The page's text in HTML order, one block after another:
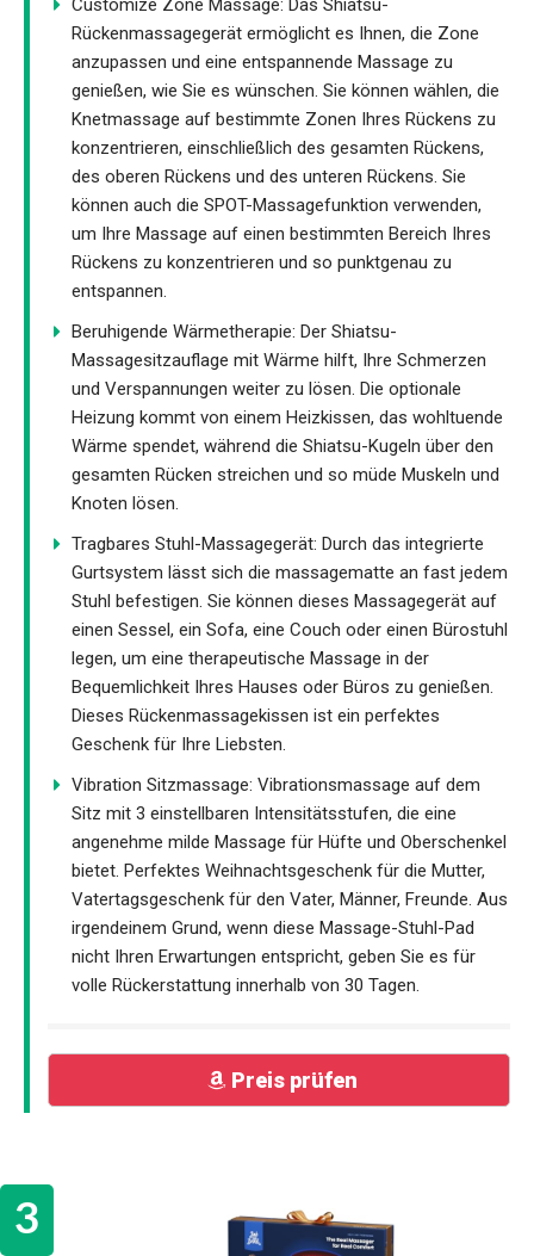
Customize Zone Massage: Das Shiatsu-
Rückenmassagegerät ermöglicht es Ihnen, die Zone
anzupassen und eine entspannende Massage zu
genießen, wie Sie es wünschen. Sie können wählen, die
Knetmassage auf bestimmte Zonen Ihres Rückens zu
konzentrieren, einschließlich des gesamten Rückens,
des oberen Rückens und des unteren Rückens. Sie
können auch die SPOT-Massagefunktion verwenden,
um Ihre Massage auf einen bestimmten Bereich Ihres
Rückens zu konzentrieren und so punktgenau zu
entspannen.
Beruhigende Wärmetherapie: Der Shiatsu-
Massagesitzauflage mit Wärme hilft, Ihre Schmerzen
und Verspannungen weiter zu lösen. Die optionale
Heizung kommt von einem Heizkissen, das wohltuende
Wärme spendet, während die Shiatsu-Kugeln über den
gesamten Rücken streichen und so müde Muskeln und
Knoten lösen.
Tragbares Stuhl-Massagegerät: Durch das integrierte
Gurtsystem lässt sich die massagematte an fast jedem
Stuhl befestigen. Sie können dieses Massagegerät auf
einen Sessel, ein Sofa, eine Couch oder einen Bürostuhl
legen, um eine therapeutische Massage in der
Bequemlichkeit Ihres Hauses oder Büros zu genießen.
Dieses Rückenmassagekissen ist ein perfektes
Geschenk für Ihre Liebsten.
Vibration Sitzmassage: Vibrationsmassage auf dem
Sitz mit 3 einstellbaren Intensitätsstufen, die eine
angenehme milde Massage für Hüfte und Oberschenkel
bietet. Perfektes Weihnachtsgeschenk für die Mutter,
Vatertagsgeschenk für den Vater, Männer, Freunde. Aus
irgendeinem Grund, wenn diese Massage-Stuhl-Pad
nicht Ihren Erwartungen entspricht, geben Sie es für
volle Rückerstattung innerhalb von 30 Tagen.
Preis prüfen